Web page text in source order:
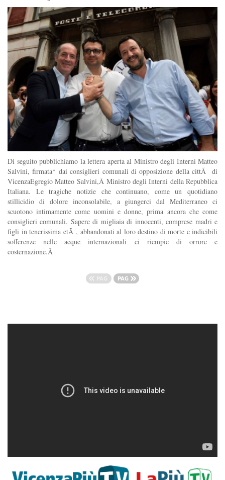
Di seguito pubblichiamo la lettera aperta al Ministro degli Interni Matteo
Salvini, firmata* dai consiglieri comunali di opposizione della cittÃ di
VicenzaEgregio Matteo Salvini,Â Ministro degli Interni della Repubblica
Italiana. Le tragiche notizie che continuano, come un quotidiano
stillicidio di dolore inconsolabile, a giungerci dal Mediterraneo ci
scuotono intimamente come uomini e donne, prima ancora che come
consiglieri comunali. Sapere di migliaia di innocenti, comprese madri e
figli in tenerissima etÃ , abbandonati al loro destino di morte e indicibili
sofferenze nelle acque internazionali ci riempie di orrore e
costernazione.Â